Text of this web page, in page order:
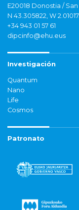
E20018 Donostia /
N 43.305822, W
+34 943 01 57 61
dipcinfo@ehu.eus
Investigación
Quantum
Nano
Life
Cosmos
Patronato